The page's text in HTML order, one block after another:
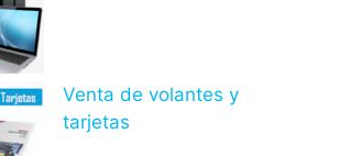
Venta de volantes y
tarjetas